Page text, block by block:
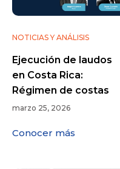
NOTICIAS Y ANÁLISIS
Ejecución de laudos
en Costa Rica:
Régimen de costas
marzo 25, 2026
Conocer más